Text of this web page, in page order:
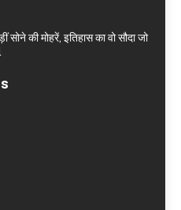
की मोहरें, इतिहास का वो सौदा जो